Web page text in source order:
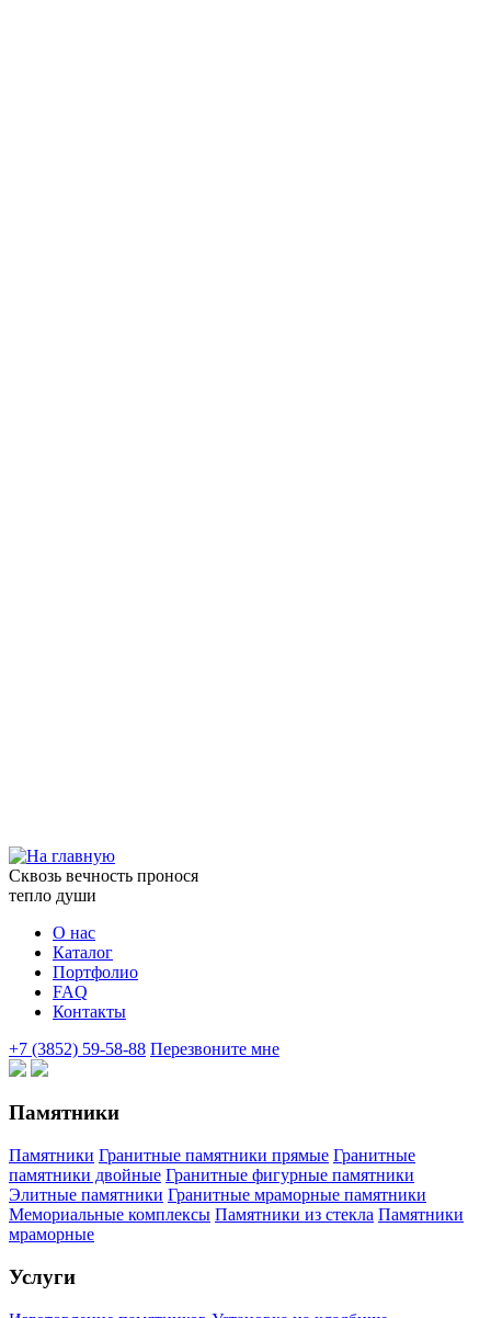
Сквозь вечность пронося
тепло души
О нас
Каталог
Портфолио
FAQ
Контакты
+7 (3852) 59-58-88 Перезвоните мне
Памятники
Памятники Гранитные памятники прямые Гранитные
памятники двойные Гранитные фигурные памятники
Элитные памятники Гранитные мраморные памятники
Мемориальные комплексы Памятники из стекла Памятники
мраморные
Услуги